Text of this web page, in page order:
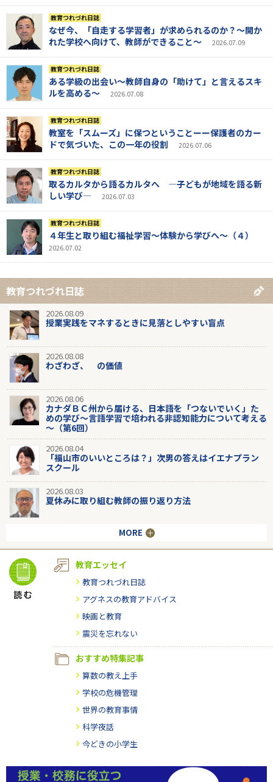
教育つれづれ日誌
なぜ今、「自走する学習者」が求められるのか？～開か
れた学校へ向けて、教師ができること～
2026.07.09
教育つれづれ日誌
ある学級の出会い～教師自身の「助けて」と言えるスキ
ルを高める～
2026.07.08
教育つれづれ日誌
教室を「スムーズ」に保つということーー保護者のカー
ドで気づいた、この一年の役割
2026.07.06
教育つれづれ日誌
取るカルタから語るカルタへ ―子どもが地域を語る新
しい学び―
2026.07.03
教育つれづれ日誌
４年生と取り組む福祉学習～体験から学びへ～（４）
2026.07.02
教育つれづれ日誌
2026.08.09
授業実践をマネするときに見落としやすい盲点
2026.08.08
わざわざ、 の価値
2026.08.06
カナダＢＣ州から届ける、日本語を「つないでいく」た
めの学び～言語学習で培われる非認知能力について考える
～（第6回）
2026.08.04
「福山市のいいところは？」次男の答えはイエナプラン
スクール
2026.08.03
夏休みに取り組む教師の振り返り方法
MORE
教育エッセイ
教育つれづれ日誌
アグネスの教育アドバイス
映画と教育
震災を忘れない
おすすめ特集記事
算数の教え上手
学校の危機管理
世界の教育事情
科学夜話
今どきの小学生